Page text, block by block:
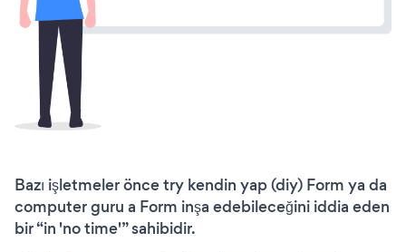
Bazı işletmeler önce try kendin yap (diy) Form ya da
computer guru a Form inşa edebileceğini iddia eden
bir “in 'no time'” sahibidir.